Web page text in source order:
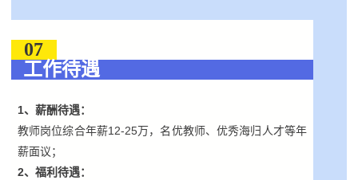
07
工作待遇
1、薪酬待遇：
教师岗位综合年薪12-25万，名优教师、优秀海归人才等年
薪面议；
2、福利待遇：